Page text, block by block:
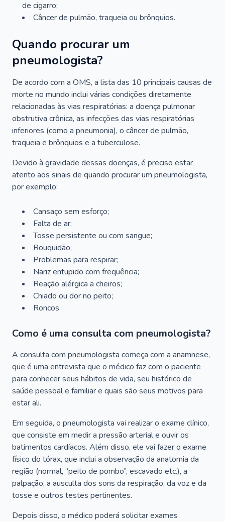
de cigarro;
Câncer de pulmão, traqueia ou brônquios.
Quando procurar um
pneumologista?
De acordo com a OMS, a lista das 10 principais causas de
morte no mundo inclui várias condições diretamente
relacionadas às vias respiratórias: a doença pulmonar
obstrutiva crônica, as infecções das vias respiratórias
inferiores (como a pneumonia), o câncer de pulmão,
traqueia e brônquios e a tuberculose.
Devido à gravidade dessas doenças, é preciso estar
atento aos sinais de quando procurar um pneumologista,
por exemplo:
Cansaço sem esforço;
Falta de ar;
Tosse persistente ou com sangue;
Rouquidão;
Problemas para respirar;
Nariz entupido com frequência;
Reação alérgica a cheiros;
Chiado ou dor no peito;
Roncos.
Como é uma consulta com pneumologista?
A consulta com pneumologista começa com a anamnese,
que é uma entrevista que o médico faz com o paciente
para conhecer seus hábitos de vida, seu histórico de
saúde pessoal e familiar e quais são seus motivos para
estar ali.
Em seguida, o pneumologista vai realizar o exame clínico,
que consiste em medir a pressão arterial e ouvir os
batimentos cardíacos. Além disso, ele vai fazer o exame
físico do tórax, que inclui a observação da anatomia da
região (normal, “peito de pombo”, escavado etc.), a
palpação, a ausculta dos sons da respiração, da voz e da
tosse e outros testes pertinentes.
Depois disso, o médico poderá solicitar exames